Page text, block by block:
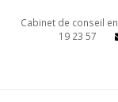
Cabinet de conseil
19 23 57